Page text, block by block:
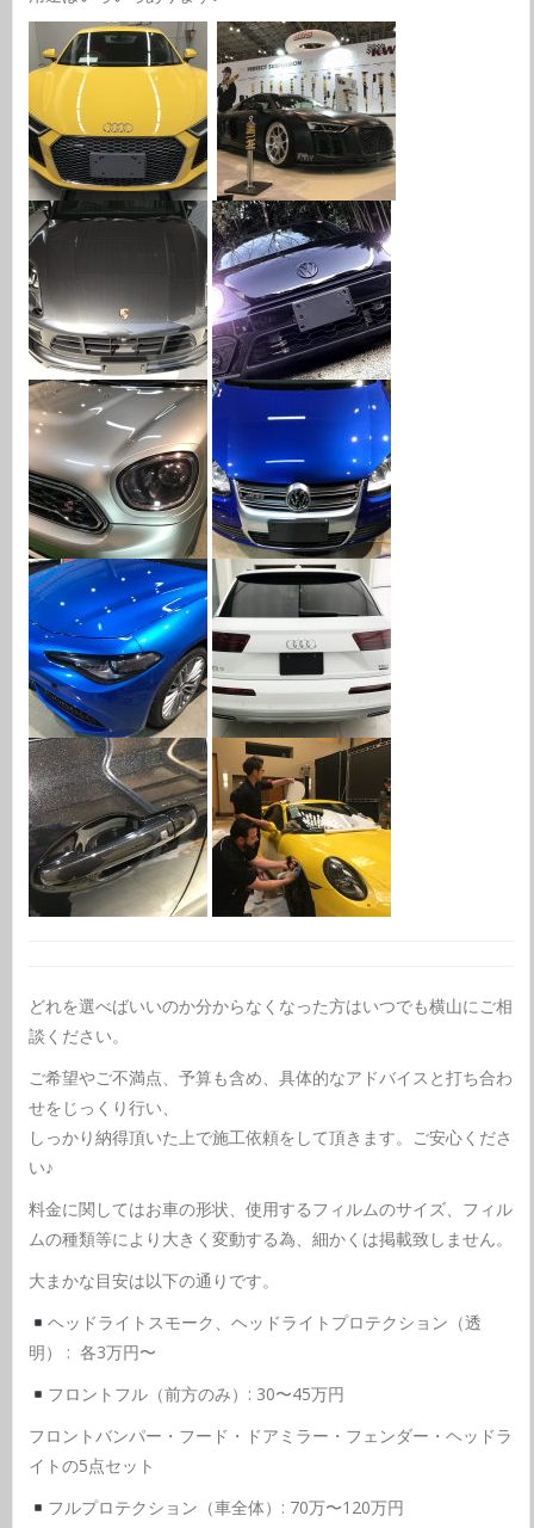
どれを選べばいいのか分からなくなった方はいつでも横山にご相
談ください。
ご希望やご不満点、予算も含め、具体的なアドバイスと打ち合わ
せをじっくり行い、
しっかり納得頂いた上で施工依頼をして頂きます。ご安心くださ
い♪
料金に関してはお車の形状、使用するフィルムのサイズ、フィル
ムの種類等により大きく変動する為、細かくは掲載致しません。
大まかな目安は以下の通りです。
ヘッドライトスモーク、ヘッドライトプロテクション（透
明） : 各3万円〜
フロントフル（前方のみ）: 30〜45万円
フロントバンパー・フード・ドアミラー・フェンダー・ヘッドラ
イトの5点セット
フルプロテクション（車全体）: 70万〜120万円